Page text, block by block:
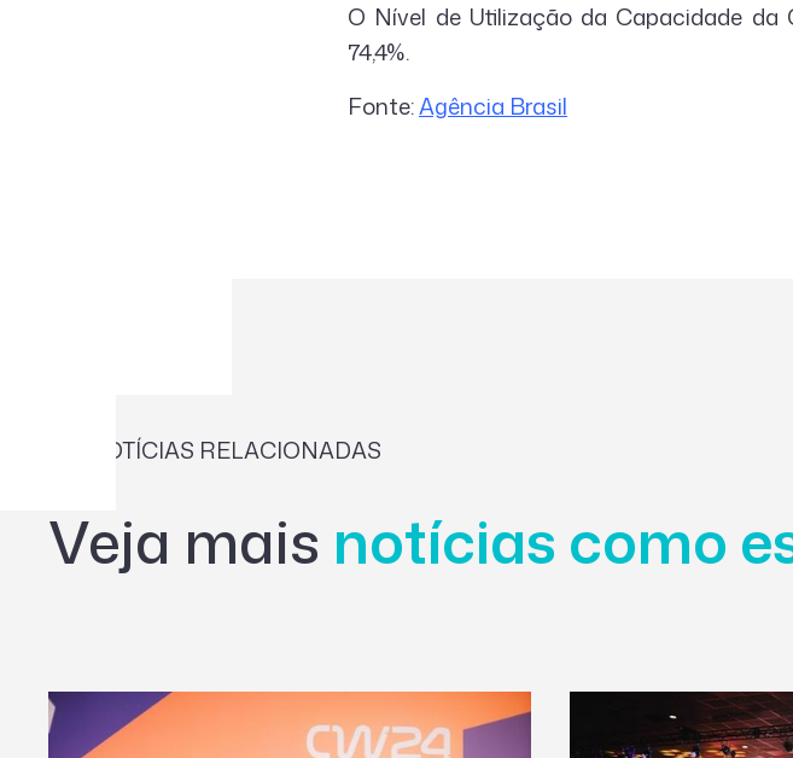
O Nível de Utilização da Capacidade
74,4%.
Fonte:Agência Brasil
NOTÍCIAS RELACIONADAS
Veja mais notícias como